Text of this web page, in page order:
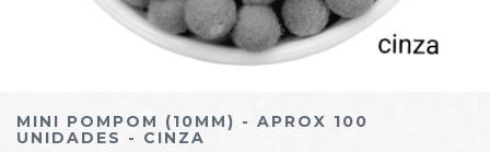
MINI POMPOM (10MM) - APROX 100
UNIDADES - CINZA